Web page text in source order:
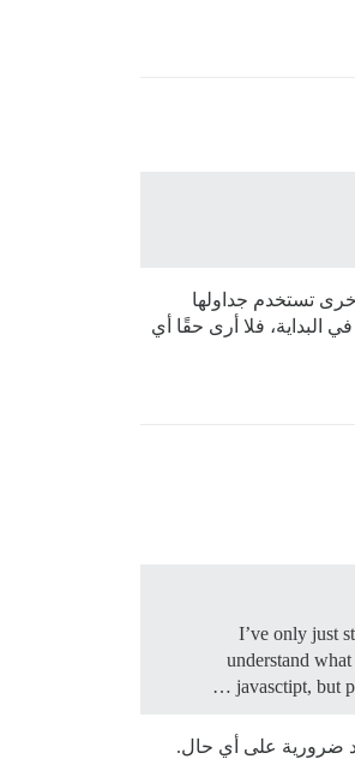
تستخدم جداولها
البداية، فلا أرى حقًا أي
I’ve only just
understand
javasctipt, but
ضرورية على أي حال.